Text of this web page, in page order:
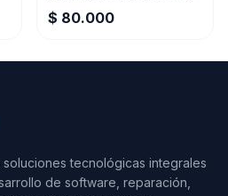
$ 80.000
tecnológicas integrales
de software, reparación,